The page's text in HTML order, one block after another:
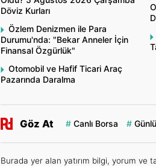
Döviz Kurları
Özlem Denizmen ile Para
Durumu'nda: "Bekar Anneler İçin
Finansal Özgürlük"
Otomobil ve Hafif Ticari Araç
Pazarında Daralma
Göz At Canlı Borsa
Burada yer alan yatırım bilgi, yorum ve